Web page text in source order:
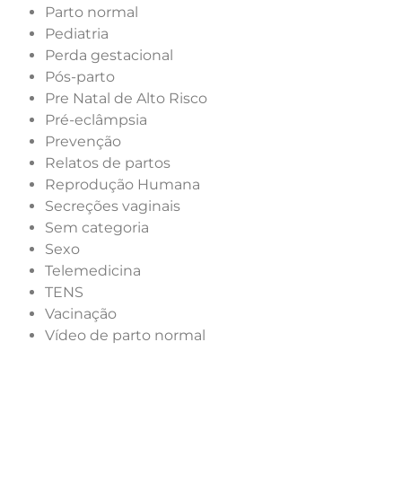
Parto normal
Pediatria
Perda gestacional
Pós-parto
Pre Natal de Alto Risco
Pré-eclâmpsia
Prevenção
Relatos de partos
Reprodução Humana
Secreções vaginais
Sem categoria
Sexo
Telemedicina
TENS
Vacinação
Vídeo de parto normal